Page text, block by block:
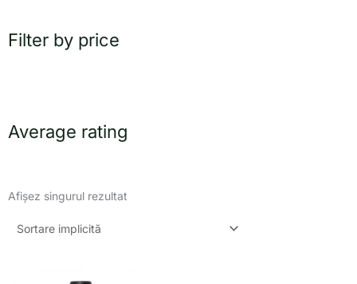
Filter by price
Average rating
Afișez singurul rezultat